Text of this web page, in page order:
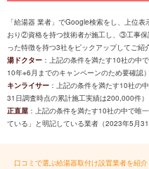
「給湯器 業者」でGoogle検索をし、上位
おり②資格を持つ技術者が施工し、③工事保
った特徴を持つ3社をピックアップしてご紹
湯ドクター ：上記の条件を満たす10社の中
10年※6月までのキャンペーンのため要確認
キンライサー ：上記の条件を満たす10社の
31日調査時点の累計施工実績は200,000件）
正直屋 ：上記の条件を満たす10社の中で唯
ている」と明記している業者（2023年5月31
口コミで選ぶ給湯器取付け設置業者を紹介